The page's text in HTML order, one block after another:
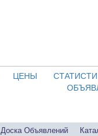
ЦЕНЫ
Доска Объявлений